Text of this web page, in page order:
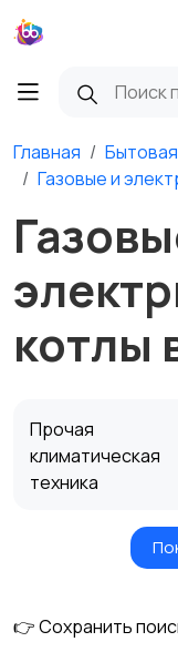
Главная
Газовые и
котлы
Прочая
климатическая
техника
Вентиляторы
👉 Сохранить